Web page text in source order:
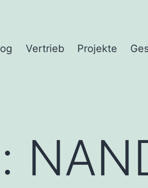
Vertrieb Projekte